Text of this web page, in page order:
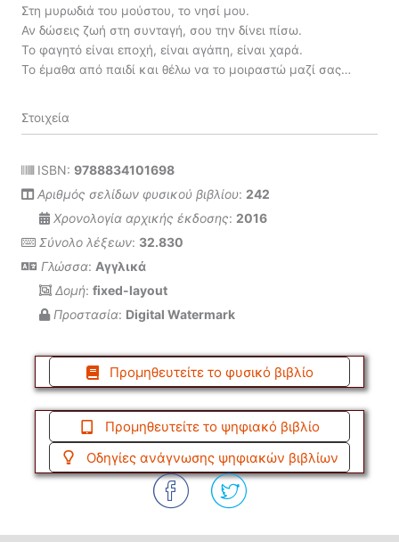
Στη μυρωδιά του μούστου, το νησί μου.
Αν δώσεις ζωή στη συνταγή, σου την δίνει πίσω.
Το φαγητό είναι εποχή, είναι αγάπη, είναι χαρά.
Το έμαθα από παιδί και θέλω να το μοιραστώ μαζί σας…
Στοιχεία
ISBN: 9788834101698
Αριθμός σελίδων φυσικού βιβλίου: 242
Χρονολογία αρχικής έκδοσης: 2016
Σύνολο λέξεων: 32.830
Γλώσσα: Αγγλικά
Δομή: fixed-layout
Προστασία: Digital Watermark
Προμηθευτείτε το φυσικό βιβλίο
Προμηθευτείτε το ψηφιακό βιβλίο
Οδηγίες ανάγνωσης ψηφιακών βιβλίων